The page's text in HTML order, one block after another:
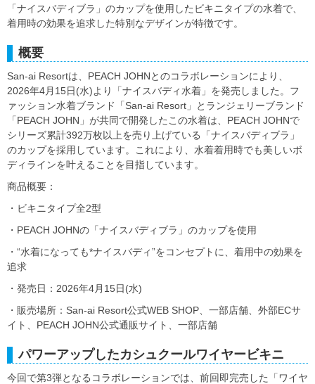
「ナイスバディブラ」のカップを使用したビキニタイプの水着で、
着用時の効果を追求した特別なデザインが特徴です。
概要
San-ai Resortは、PEACH JOHNとのコラボレーションにより、
2026年4月15日(水)より「ナイスバディ水着」を発売しました。フ
ァッション水着ブランド「San-ai Resort」とランジェリーブランド
「PEACH JOHN」が共同で開発したこの水着は、PEACH JOHNで
シリーズ累計392万枚以上を売り上げている「ナイスバディブラ」
のカップを採用しています。これにより、水着着用時でも美しいボ
ディラインを叶えることを目指しています。
商品概要：
・ビキニタイプ全2型
・PEACH JOHNの「ナイスバディブラ」のカップを使用
・“水着になっても*ナイスバディ”をコンセプトに、着用中の効果を
追求
・発売日：2026年4月15日(水)
・販売場所：San-ai Resort公式WEB SHOP、一部店舗、外部ECサ
イト、PEACH JOHN公式通販サイト、一部店舗
パワーアップしたカシュクールワイヤービキニ
今回で第3弾となるコラボレーションでは、前回即完売した「ワイヤ